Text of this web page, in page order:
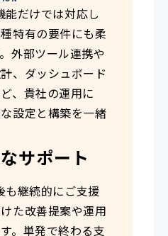
だけでは対応し
特有の要件にも柔
外部ツール連携や
、ダッシュボード
、貴社の運用に
設定と構築を一緒
サポート
継続的にご支援
た改善提案や運用
。単発で終わる支